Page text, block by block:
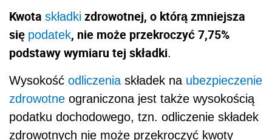
Kwota składki zdrowotnej, o którą zmniejsza
się podatek, nie może przekroczyć 7,75%
podstawy wymiaru tej składki.
Wysokość odliczenia składek na ubezpieczenie
zdrowotne ograniczona jest także wysokością
podatku dochodowego, tzn. odliczenie składek
zdrowotnych nie może przekroczyć kwoty